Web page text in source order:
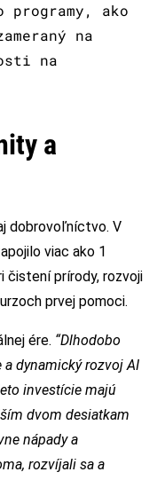
programy, ako
na
na
a
dobrovoľníctvo. V
viac ako 1
čistení prírody, rozvoji
prvej pomoci.
ére. “Dlhodobo
dynamický rozvoj AI
investície majú
dvom desiatkam
nápady a
rozvíjali sa a